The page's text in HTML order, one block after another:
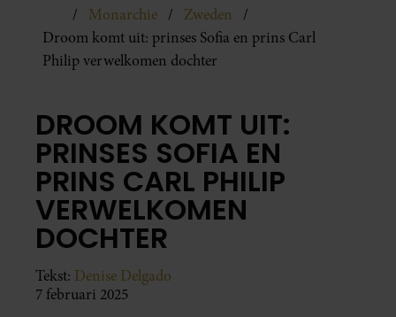
Monarchie
Zweden
Droom komt uit: prinses Sofia en prins Carl
Philip verwelkomen dochter
DROOM KOMT UIT:
PRINSES SOFIA EN
PRINS CARL PHILIP
VERWELKOMEN
DOCHTER
Tekst: Denise Delgado
7 februari 2025